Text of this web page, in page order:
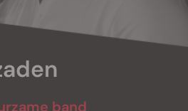
band